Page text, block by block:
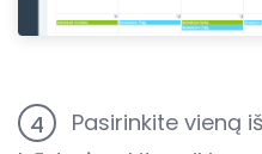
4
Pasirinkite vieną